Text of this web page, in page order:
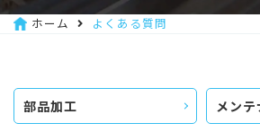
ホーム よくある質問
部品加工 メン